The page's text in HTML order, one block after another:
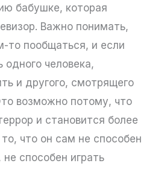
бабушке, которая
Важно понимать,
то пообщаться, и если
человека,
и другого, смотрящего
возможно потому, что
и становится более
что он сам не способен
способен играть